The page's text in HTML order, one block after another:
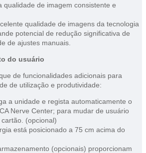
qualidade de imagem consistente e
qualidade de imagens da tecnologia
potencial de redução significativa de
de ajustes manuais.
do usuário
de funcionalidades adicionais para
de utilização e produtividade:
a unidade e regista automaticamente o
Nerve Center; para mudar de usuário
(opcional)
está posicionado a 75 cm acima do
(opcionais) proporcionam